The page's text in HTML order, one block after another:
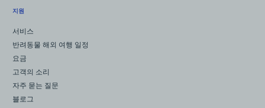
지원
서비스
반려동물 해외 여행 일정
요금
고객의 소리
자주 묻는 질문
블로그